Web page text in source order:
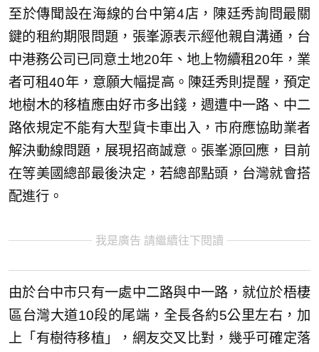
至於傳聞設在海線的台中第4店，陳廷秀詢問最關
鍵的租約期限問題，張峯源表示經他親自溝通，台
中港務公司已同意土地20年、地上物續租20年，業
者可租40年，意願大幅提高。陳廷秀則提醒，預定
地樹木的移植應由好市多出錢，週遭中一路、中二
路依規定不能有大型貨卡車出入，市府應協助業者
解決動線問題，展現招商誠意。張峯源回應，目前
在等美國總部最後決定，若總部點頭，台灣就會搭
配進行。
我是廣告 請繼續往下閱讀
由於台中市只有一處中二路與中一路，就位於梧棲
區台灣大道10段的尾端，全長各約5公里左右，加
上「有樹待移植」，網友交叉比對，幾乎可確定落